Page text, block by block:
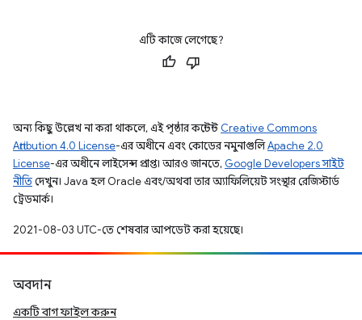
এটি কাজে লেগেছে?
অন্য কিছু উল্লেখ না করা থাকলে, এই পৃষ্ঠার কন্টেন্ট Creative Commons
Attribution 4.0 License-এর অধীনে এবং কোডের নমুনাগুলিApache 2.0
License-এর অধীনে লাইসেন্স প্রাপ্ত। আরও জানতে, Google Developers সাইট
নীতিদেখুন। Java হল Oracle এবং/অথবা তার অ্যাফিলিয়েট সংস্থার রেজিস্টার্ড
ট্রেডমার্ক।
2021-08-03 UTC-তে শেষবার আপডেট করা হয়েছে।
অবদান
একটি বাগ ফাইল করুন